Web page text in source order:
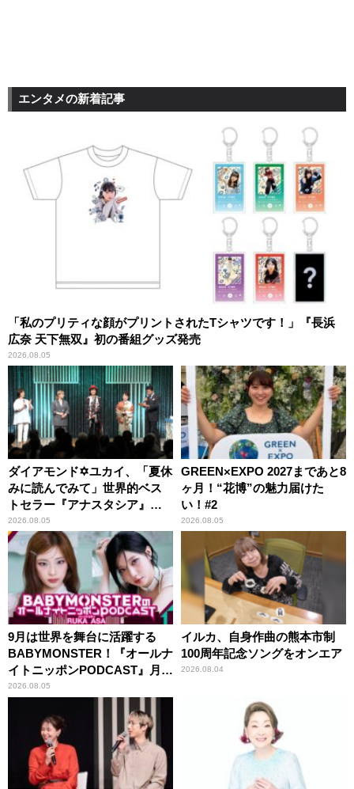
エンタメの新着記事
「私のプリティな顔がプリントされたTシャツです！」『長浜
広奈 天下無双』初の番組グッズ発売
2026.08.05
ダイアモンド✡ユカイ、「夏休
みに読んでみて」世界的ベス
トセラー『アナスタシア』を
紹介
2026.08.05
GREEN×EXPO 2027まであと8
ヶ月！“花博”の魅力届けた
い！#2
2026.08.05
9月は世界を舞台に活躍する
BABYMONSTER！『オールナ
イトニッポンPODCAST』月替
わりパーソナリティ
2026.08.05
イルカ、自身作曲の熊本市制
100周年記念ソングをオンエア
2026.08.04